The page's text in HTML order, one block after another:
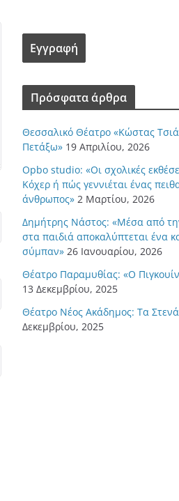
Πρόσφατα άρθρα
Θεσσαλικό Θέατρο «Κώστας
Πετάξω» 19 Απριλίου, 2026
Opbo studio: «Οι σχολικές
Κόχερ ή πώς γεννιέται ένας
άνθρωπος» 2 Μαρτίου, 2026
Δημήτρης Νάστος: «Μέσα από
στα παιδιά αποκαλύπτεται ένα
σύμπαν» 26 Ιανουαρίου, 2026
Θέατρο Παραμυθίας: «Ο
13 Δεκεμβρίου, 2025
Θέατρο Νέος Ακάδημος: Τα
Δεκεμβρίου, 2025